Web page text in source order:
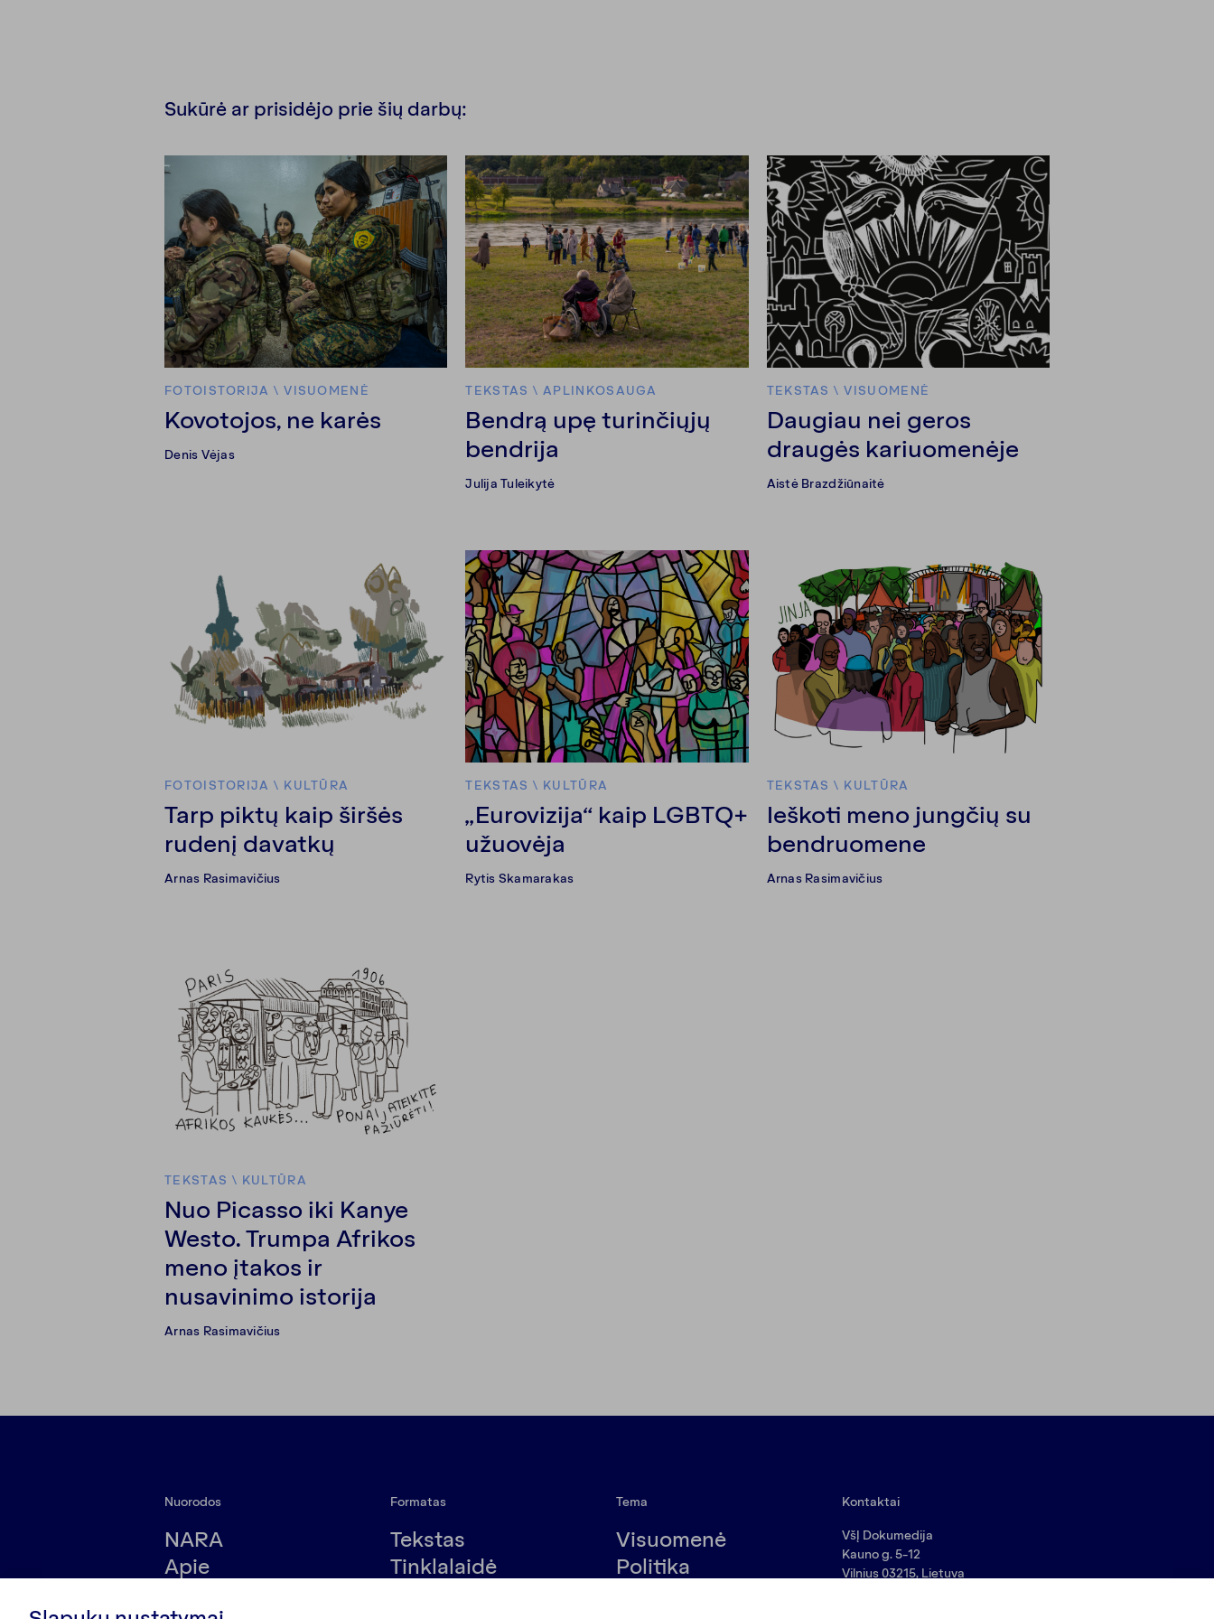
Sukūrė ar prisidėjo prie šių darbų:
FOTOISTORIJA \VISUOMENĖ
Kovotojos, ne karės
Denis Vėjas
TEKSTAS \ APLINKOSAUGA
Bendrą upę turinčiųjų
bendrija
Julija Tuleikytė
TEKSTAS \VISUOMENĖ
Daugiau nei geros
draugės kariuomenėje
Aistė Brazdžiūnaitė
FOTOISTORIJA \ KULTŪRA
Tarp piktų kaip širšės
rudenį davatkų
Arnas Rasimavičius
TEKSTAS \ KULTŪRA
„Eurovizija“ kaip LGBTQ+
užuovėja
Rytis Skamarakas
TEKSTAS \ KULTŪRA
Ieškoti meno jungčių su
bendruomene
Arnas Rasimavičius
TEKSTAS \ KULTŪRA
Nuo Picasso iki Kanye
Westo. Trumpa Afrikos
meno įtakos ir
nusavinimo istorija
Arnas Rasimavičius
Nuorodos
NARA
Apie
Formatas
Tekstas
Tinklalaidė
Tema
Visuomenė
Politika
Kontaktai
VšĮ Dokumedija
Kauno g. 5-12
Vilnius 03215, Lietuva